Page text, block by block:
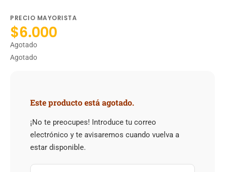
PRECIO MAYORISTA
$6.000
Agotado
Agotado
Este producto está agotado.
¡No te preocupes! Introduce tu correo
electrónico y te avisaremos cuando vuelva a
estar disponible.